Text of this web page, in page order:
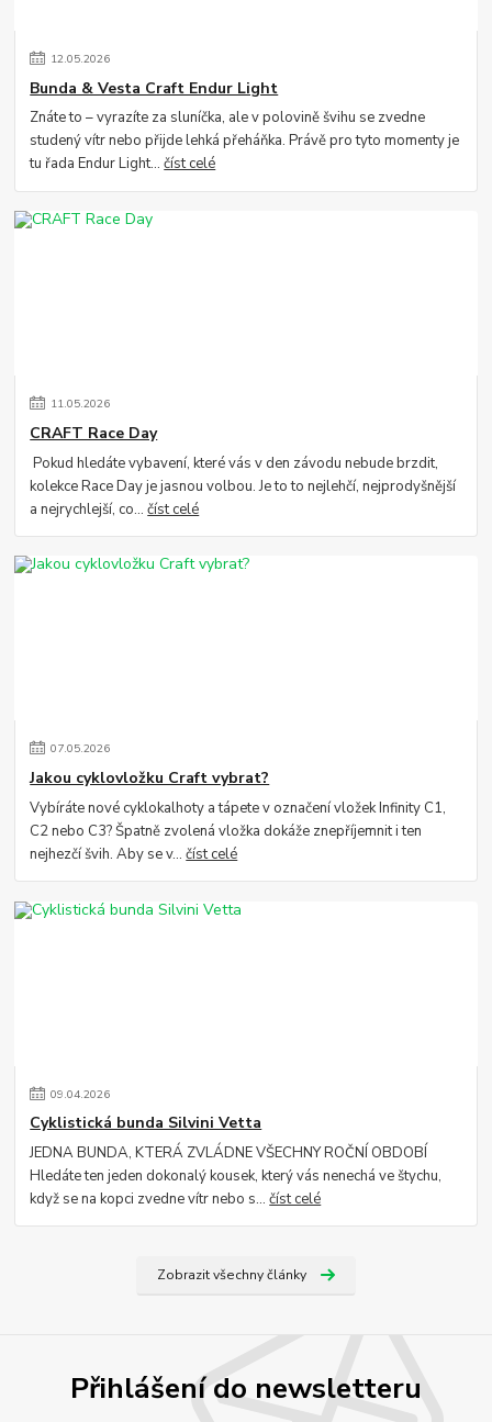
12.05.2026
Bunda & Vesta Craft Endur Light
Znáte to – vyrazíte za sluníčka, ale v polovině švihu se zvedne
studený vítr nebo přijde lehká přeháňka. Právě pro tyto momenty je
tu řada Endur Light...číst celé
11.05.2026
CRAFT Race Day
Pokud hledáte vybavení, které vás v den závodu nebude brzdit,
kolekce Race Day je jasnou volbou. Je to to nejlehčí, nejprodyšnější
a nejrychlejší, co...číst celé
07.05.2026
Jakou cyklovložku Craft vybrat?
Vybíráte nové cyklokalhoty a tápete v označení vložek Infinity C1,
C2 nebo C3? Špatně zvolená vložka dokáže znepříjemnit i ten
nejhezčí švih. Aby se v...číst celé
09.04.2026
Cyklistická bunda Silvini Vetta
JEDNA BUNDA, KTERÁ ZVLÁDNE VŠECHNY ROČNÍ OBDOBÍ
Hledáte ten jeden dokonalý kousek, který vás nenechá ve štychu,
když se na kopci zvedne vítr nebo s...číst celé
Zobrazit všechny články
Přihlášení do newsletteru